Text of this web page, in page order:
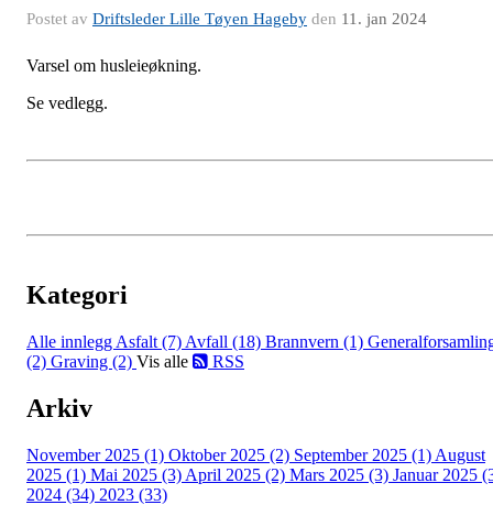
Postet av Driftsleder Lille Tøyen Hageby den 11. jan 2024
Varsel om husleieøkning.
Se vedlegg.
Kategori
Alle innlegg Asfalt (7) Avfall (18) Brannvern (1)
(2) Graving (2) Vis alle RSS
Arkiv
November 2025 (1) Oktober 2025 (2) September 2025 (1) August
2025 (1) Mai 2025 (3) April 2025 (2) Mars 2025 (3) Januar 2025
2024 (34) 2023 (33)